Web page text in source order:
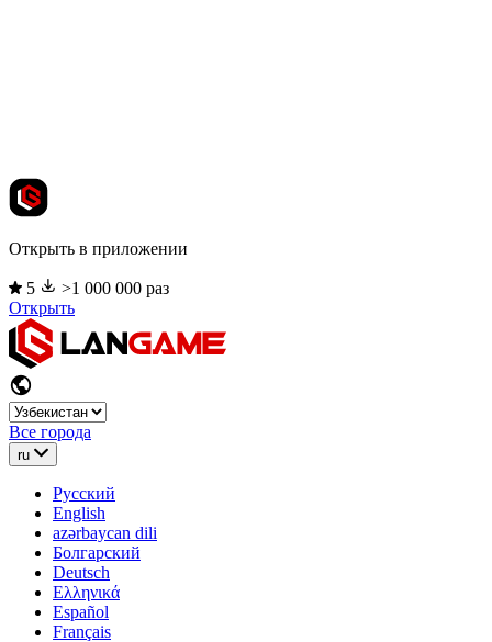
Открыть в приложении
5
>1 000 000 раз
Открыть
Все города
ru
Русский
English
azərbaycan dili
Болгарский
Deutsch
Ελληνικά
Español
Français